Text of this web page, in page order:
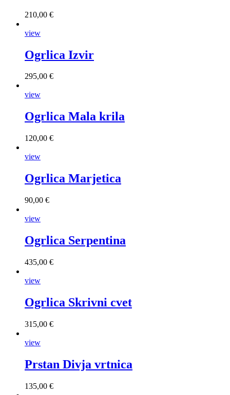
210,00 €
view
Ogrlica Izvir
295,00 €
view
Ogrlica Mala krila
120,00 €
view
Ogrlica Marjetica
90,00 €
view
Ogrlica Serpentina
435,00 €
view
Ogrlica Skrivni cvet
315,00 €
view
Prstan Divja vrtnica
135,00 €